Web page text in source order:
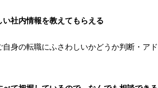
い社内情報を教えてもらえる
身の転職にふさわしいかどうか判断・アド